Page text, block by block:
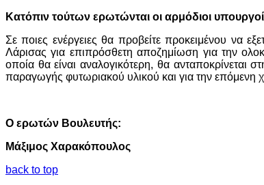
Κατόπιν τούτων ερωτώνται οι αρμόδιοι υπουργοί
Σε ποιες ενέργειες θα προβείτε προκειμένου να
Λάρισας για επιπρόσθετη αποζημίωση για την
οποία θα είναι αναλογικότερη, θα
παραγωγής φυτωριακού υλικού και για την επόμενη
Ο ερωτών Βουλευτής:
Μάξιμος Χαρακόπουλος
back to top